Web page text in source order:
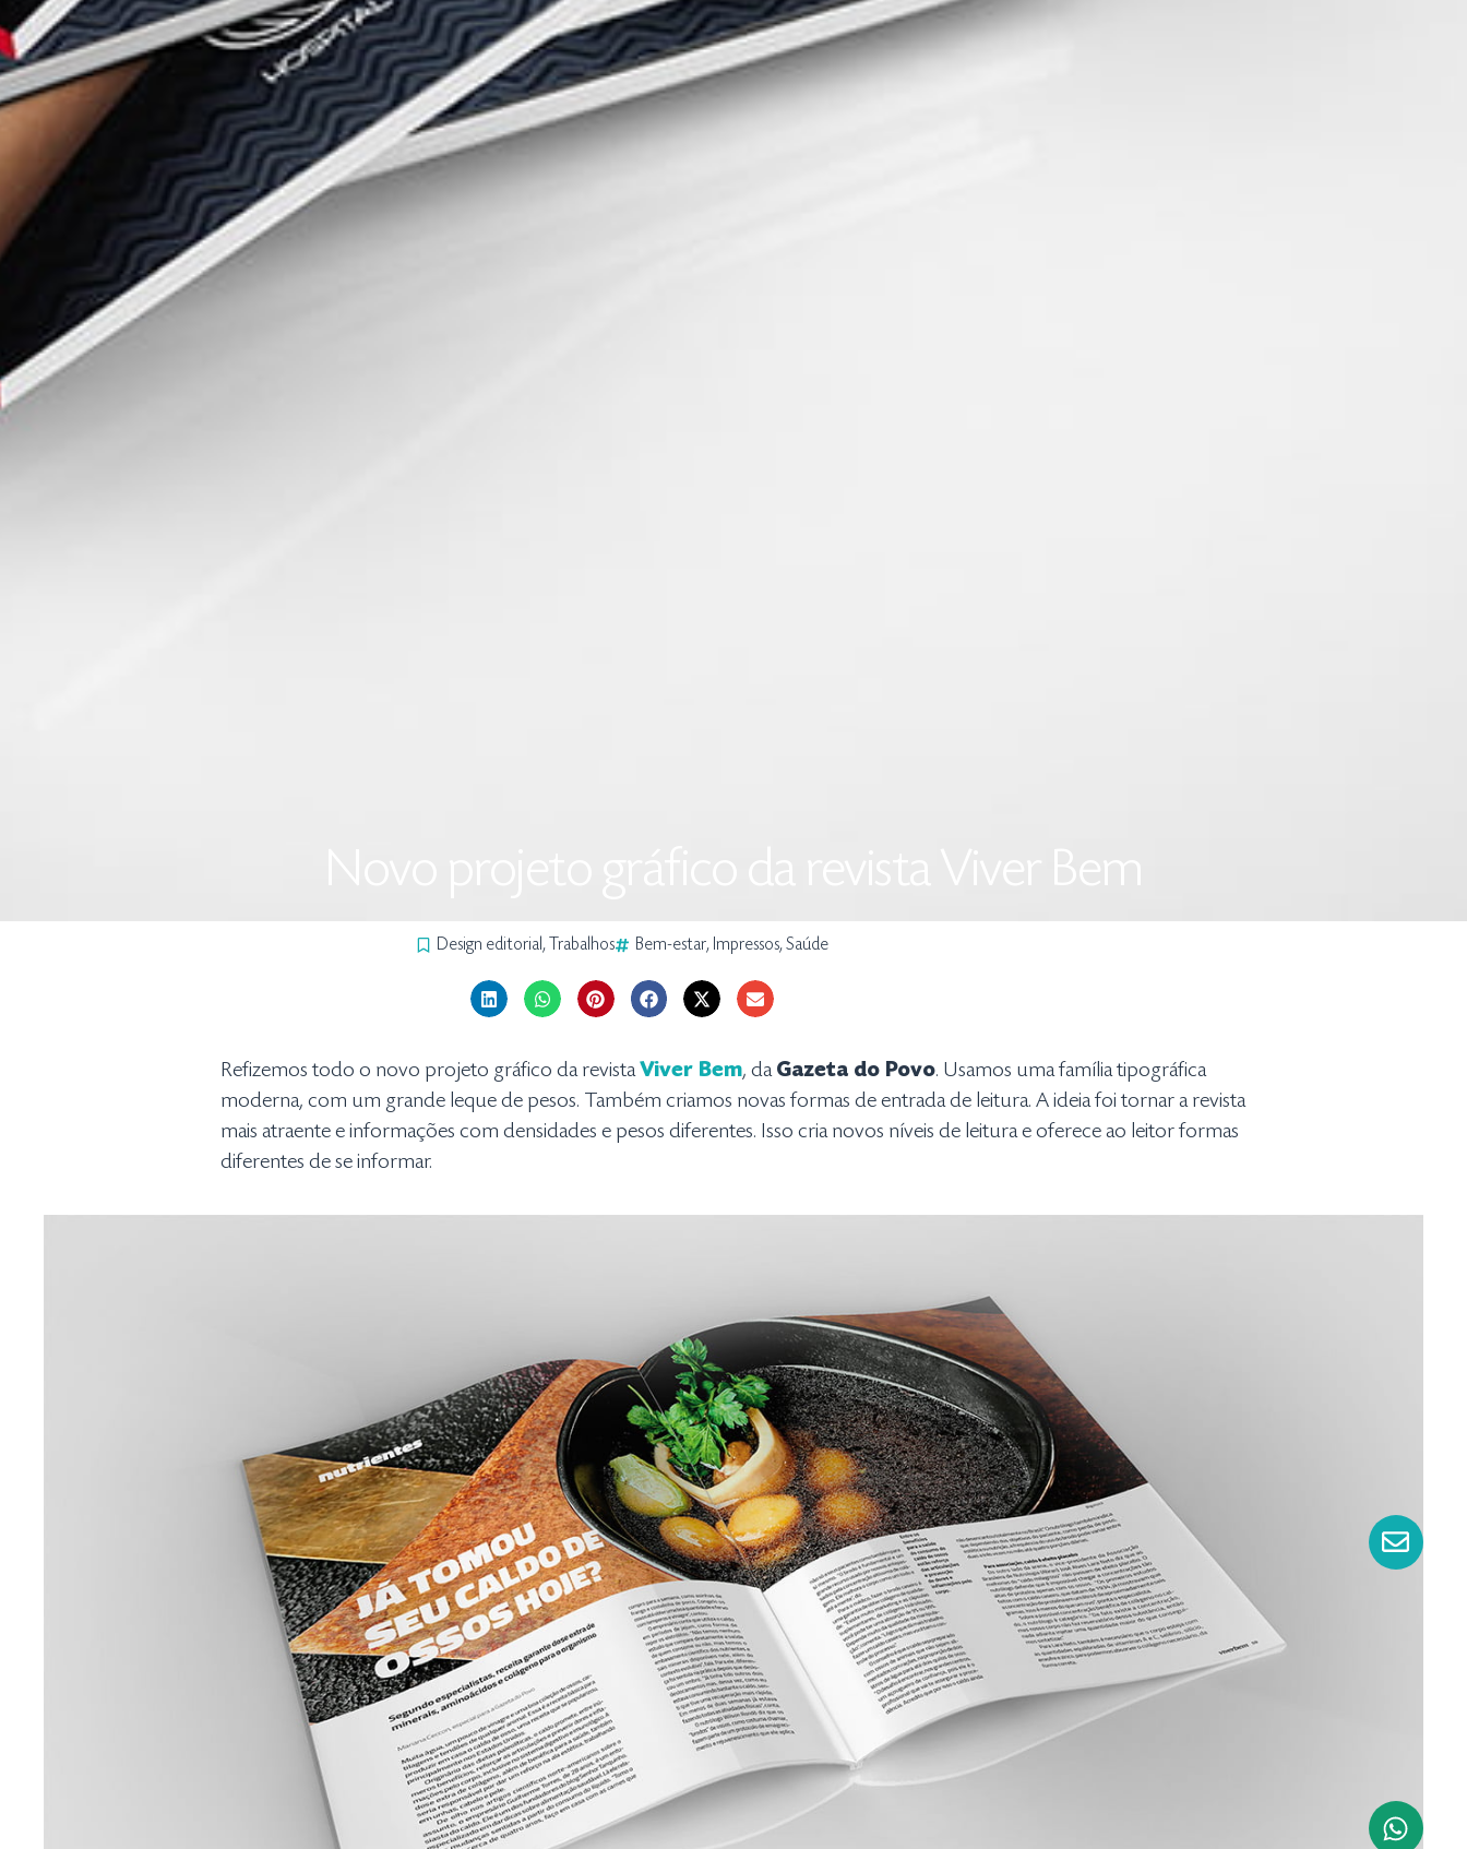
Design editorial, Trabalhos Bem-estar, Impressos,Saúde
Refizemos todo o novo projeto gráfico da revistaViver Bem, da Gazeta do Povo. Usamos uma família tipográfica
moderna, com um grande leque de pesos. Também criamos novas formas de entrada de leitura. A ideia foi tornar a revista
mais atraente e informações com densidades e pesos diferentes. Isso cria novos níveis de leitura e oferece ao leitor formas
diferentes de se informar.